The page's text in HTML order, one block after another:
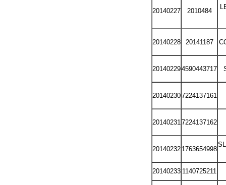
20140227 2010484
20140228 20141187
201402294590443717
201402307224137161
20140231 7224137162
20140232 1763654998
20140233 1140725211